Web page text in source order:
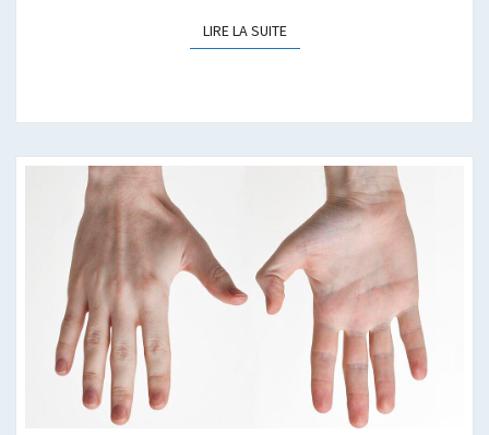
LIRE LA SUITELIRE LA SUITE